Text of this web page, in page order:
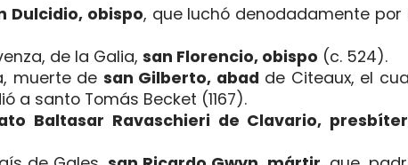
Dulcidio, obispo, que luchó denodadamente
de la Galia,san Florencio, obispo (c. 524).
muerte de san Gilberto, abad de Citeaux, el
a santo Tomás Becket (1167).
Baltasar Ravaschieri de Clavario,